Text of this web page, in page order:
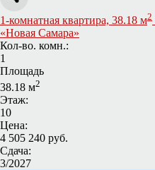
1-комнатная квартира, 38.18 м2
«Новая Самара»
Кол-во. комн.:
1
Площадь
38.18 м2
Этаж:
10
Цена:
4 505 240 руб.
Сдача:
3/2027